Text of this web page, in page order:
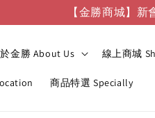
【金勝商城】新
金勝 About Us 線上商城
商品特選 Specially